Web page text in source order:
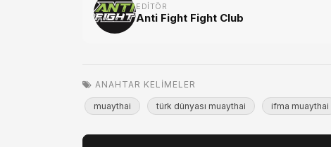
EDITÖR
Anti Fight Fight Club
ANAHTAR KELIMELER
muaythai türk dünyası muaythai ifma muaythai